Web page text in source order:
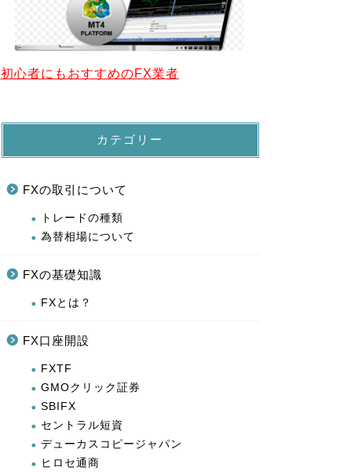
初心者にもおすすめのFX業者
カテゴリー
FXの取引について
トレードの種類
為替相場について
FXの基礎知識
FXとは？
FX口座開設
FXTF
GMOクリック証券
SBIFX
セントラル短資
デューカスコピージャパン
ヒロセ通商